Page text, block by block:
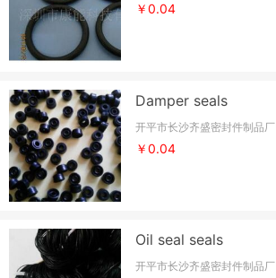
￥0.04
Damper seals
开平市长沙齐盛密封件制品厂
￥0.04
Oil seal seals
开平市长沙齐盛密封件制品厂